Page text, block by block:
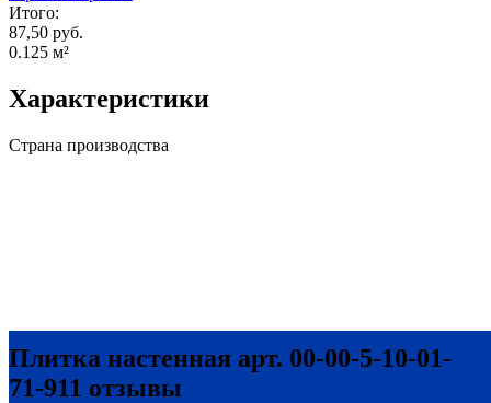
Итого:
87,50 руб.
0.125 м²
Характеристики
Страна производства
Плитка настенная арт. 00-00-5-10-01-
71-911 отзывы